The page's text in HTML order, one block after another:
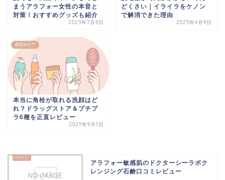
まうアラフォー女性の本音と
対策！おすすめグッズも紹介
2025年7月9日
どくさい｜イライラをケノン
で解消できた理由
2025年4月9日
肌悩みケア
本当に角栓が取れる洗顔はど
れ？ドラッグストア＆プチプ
ラ6種を正直レビュー
2025年9月1日
アラフォー敏感肌のドクターシーラボク
レンジング石鹸口コミレビュー